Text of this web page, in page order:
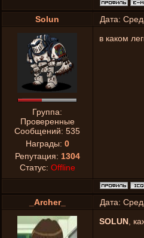
Solun Дата:
Группа:
Проверенные
Сообщений: 535
Награды: 0
Репутация: 1304
Статус: Offline
в каком
_Archer_ Дата:
SOLUN ,